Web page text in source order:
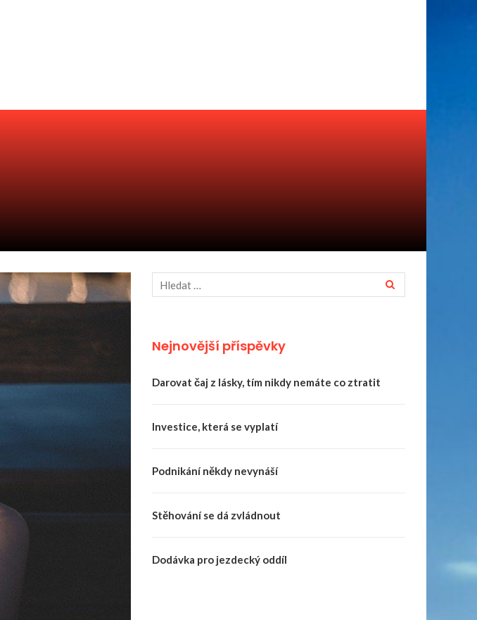
Nejnovější příspěvky
Darovat čaj z lásky, tím nikdy nemáte co ztratit
Investice, která se vyplatí
Podnikání někdy nevynáší
Stěhování se dá zvládnout
Dodávka pro jezdecký oddíl